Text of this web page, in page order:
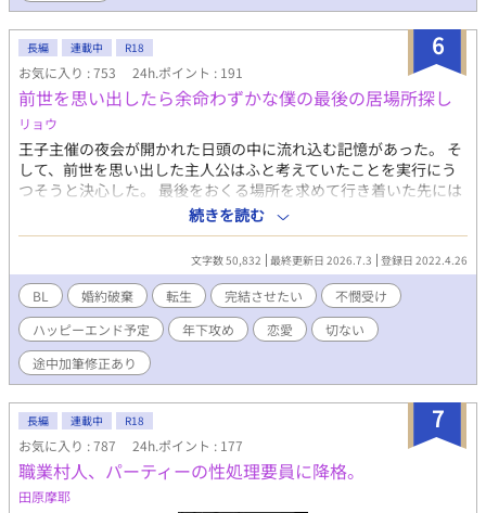
6
長編 連載中 R18
お気に入り : 753 24h.ポイント : 191
前世を思い出したら余命わずかな僕の最後の居場所探し
リョウ
王子主催の夜会が開かれた日頭の中に流れ込む記憶があった。 そ
して、前世を思い出した主人公はふと考えていたことを実行にう
つそうと決心した。 最後をおくる場所を求めて行き着いた先には
基本主人公目線 途中で目線変わる場合あり。 なんでも許せる方向
け 作者が読み漁りした結果こういうので書いてみたいかもという
理由で自分なり書いた結果 少しでも気に入ってもらえたら嬉しく
思います あーこれどっかみた設定とか似たようなやつあったなー
ってのをごちゃ混ぜににしてあるだけです ＢＬですが必要と判断
して女性キャラ視点をいれてあります。今後1部女性キャラ視点が
あります。 主人公が受けは確定です 恋愛までいくのに時間かかる
かも？ タグも増えたり減ったり 話の進み方次第です 近況報告も
参照していただけたら幸いです。 書きなぐりでストーリーがグダ
す。 なろうに加筆修正版連載中です こちらとちょっと設定違いま
す。
https://syosetu.com/usernovelmanage/top/ncode/3145088/ こ
ちらなろう版修正入です よければどうぞ
続きを読む
文字数 50,832 最終更新日 2026.7.3 登録日 2022.4.26
BL 婚約破棄 転生 完結させたい
不憫受け
ハッピーエンド予定
年下攻め 恋愛
切ない
途中加筆修正あり
7
長編 連載中 R18
お気に入り : 787 24h.ポイント : 177
職業村人、パーティーの性処理要員に降格。
田原摩耶